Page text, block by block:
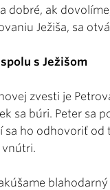
dobré, ak
Ježiša, sa
s Ježišom
zvesti je
sa búri. Peter sa
sa ho odhovoriť
vnútri.